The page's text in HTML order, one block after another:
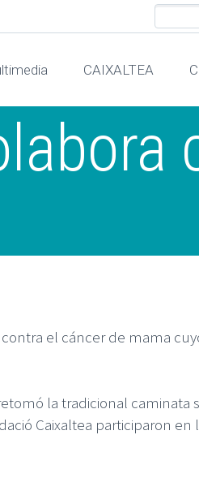
CAIXALTEA
el cáncer de mama
la tradicional caminata
Caixaltea participaron en